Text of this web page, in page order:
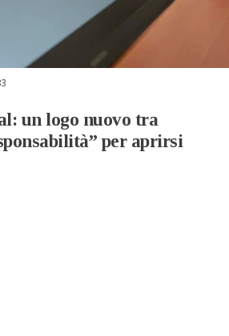
un logo nuovo tra
per aprirsi